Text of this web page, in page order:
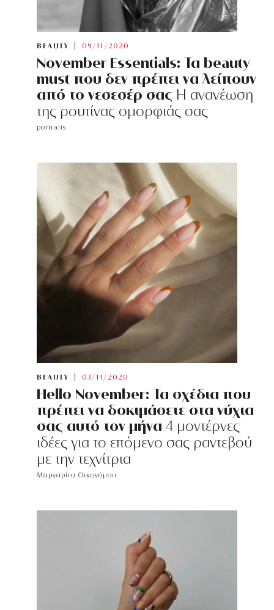
BEAUTY 09/11/2020
November Essentials: Τα beauty
must που δεν πρέπει να λείπουν
από το νεσεσέρ σας Η ανανέωση
της ρουτίνας ομορφιάς σας
portraits
BEAUTY 03/11/2020
Hello November: Τα σχέδια που
πρέπει να δοκιμάσετε στα νύχια
σας αυτό τον μήνα 4 μοντέρνες
ιδέες για το επόμενο σας ραντεβού
με την τεχνίτρια
Μαργαρίτα Οικονόμου